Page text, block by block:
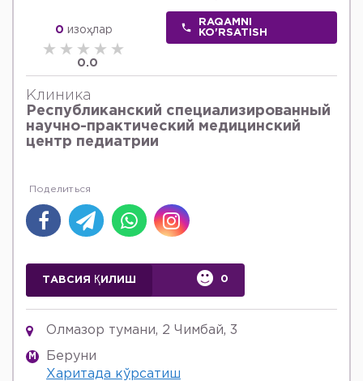
0 изоҳлар
0.0
RAQAMNI
KO'RSATISH
Клиника
Республиканский специализированный
научно-практический медицинский
центр педиатрии
ТАВСИЯ ҚИЛИШ 0
Олмазор тумани, 2 Чимбай, 3
M
Беруни
Харитада кўрсатиш